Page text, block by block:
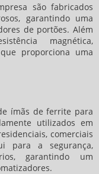
são fabricados
garantindo uma
de portões. Além
magnética,
proporciona uma
ímãs de ferrite para
utilizados em
comerciais
para a segurança,
garantindo um